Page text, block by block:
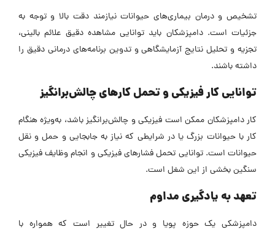
تشخیص و درمان بیماری‌های حیوانات نیازمند دقت بالا و توجه به
جزئیات است. دامپزشکان باید توانایی مشاهده دقیق علائم بالینی،
تجزیه و تحلیل نتایج آزمایشگاهی و تدوین برنامه‌های درمانی دقیق را
داشته باشند.
توانایی کار فیزیکی و تحمل کارهای چالش‌برانگیز
کار دامپزشکان ممکن است فیزیکی و چالش‌برانگیز باشد، به‌ویژه هنگام
کار با حیوانات بزرگ یا در شرایطی که نیاز به جابجایی و حمل و نقل
حیوانات است. توانایی تحمل فشارهای فیزیکی و انجام وظایف فیزیکی
سنگین بخشی از این شغل است.
تعهد به یادگیری مداوم
دامپزشکی یک حوزه پویا و در حال تغییر است که همواره با